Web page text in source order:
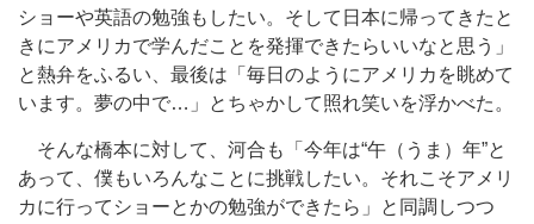
ショーや英語の勉強もしたい。そして日本に帰ってきたと
きにアメリカで学んだことを発揮できたらいいなと思う」
と熱弁をふるい、最後は「毎日のようにアメリカを眺めて
います。夢の中で…」とちゃかして照れ笑いを浮かべた。
そんな橋本に対して、河合も「今年は“午（うま）年”と
あって、僕もいろんなことに挑戦したい。それこそアメリ
カに行ってショーとかの勉強ができたら」と同調しつつ